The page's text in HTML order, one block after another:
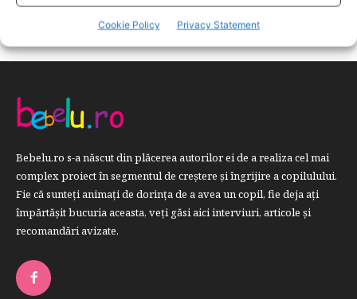
Cookie Policy Privacy Statement
Bebelu.ro s-a născut din plăcerea autorilor ei de a realiza cel mai
complex proiect în segmentul de creştere şi îngrijire a copilulului.
Fie că sunteţi animaţi de dorinţa de a avea un copil, fie deja aţi
împărtăşit bucuria aceasta, veți găsi aici interviuri, articole şi
recomandări avizate.